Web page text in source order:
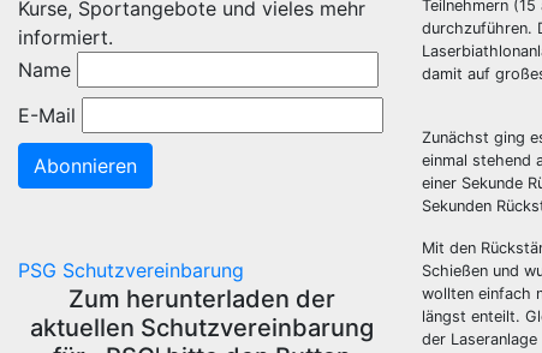
Kurse, Sportangebote und vieles mehr
informiert.
Name
E-Mail
Abonnieren
PSG Schutzvereinbarung
Zum herunterladen der
aktuellen Schutzvereinbarung
Teilnehmern
durchzuführen.
damit auf
Zunächst ging
einmal stehend
einer Sekunde
Sekunden
Mit den
Schießen und
wollten einfach
längst enteilt.
der